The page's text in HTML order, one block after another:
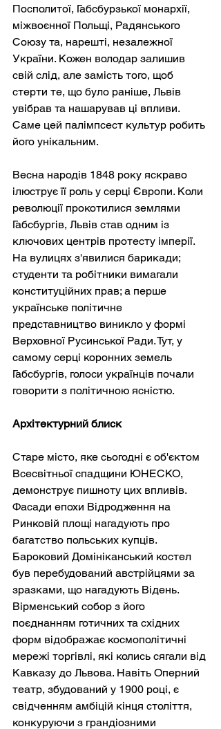
Посполитої, Габсбурзької монархії,
міжвоєнної Польщі, Радянського
Союзу та, нарешті, незалежної
України. Кожен володар залишив
свій слід, але замість того, щоб
стерти те, що було раніше, Львів
увібрав та нашарував ці впливи.
Саме цей палімпсест культур робить
його унікальним.
Весна народів 1848 року яскраво
ілюструє її роль у серці Європи. Коли
революції прокотилися землями
Габсбургів, Львів став одним із
ключових центрів протесту імперії.
На вулицях з'явилися барикади;
студенти та робітники вимагали
конституційних прав; а перше
українське політичне
представництво виникло у формі
Верховної Русинської Ради. Тут, у
самому серці коронних земель
Габсбургів, голоси українців почали
говорити з політичною ясністю.
Архітектурний блиск
Старе місто, яке сьогодні є об'єктом
Всесвітньої спадщини ЮНЕСКО,
демонструє пишноту цих впливів.
Фасади епохи Відродження на
Ринковій площі нагадують про
багатство польських купців.
Бароковий Домініканський костел
був перебудований австрійцями за
зразками, що нагадують Відень.
Вірменський собор з його
поєднанням готичних та східних
форм відображає космополітичні
мережі торгівлі, які колись сягали від
Кавказу до Львова. Навіть Оперний
театр, збудований у 1900 році, є
свідченням амбіцій кінця століття,
конкуруючи з грандіозними